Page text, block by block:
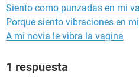
Siento como punzadas en mi
Porque siento vibraciones en
A mi novia le vibra la vagina
1 respuesta